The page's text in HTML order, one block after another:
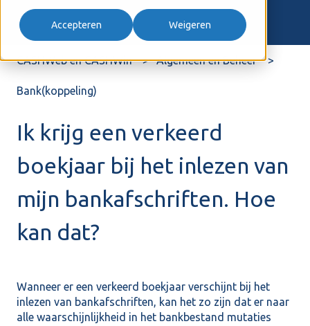
Accepteren Weigeren
CASHWeb en CASHWin Algemeen en Beheer
Bank(koppeling)
Ik krijg een verkeerd
boekjaar bij het inlezen van
mijn bankafschriften. Hoe
kan dat?
Wanneer er een verkeerd boekjaar verschijnt bij het
inlezen van bankafschriften, kan het zo zijn dat er naar
alle waarschijnlijkheid in het bankbestand mutaties